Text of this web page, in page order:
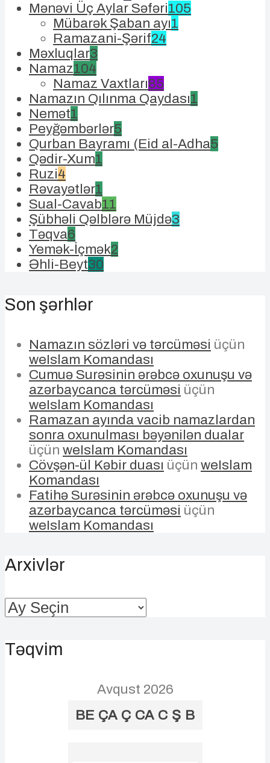
Mənəvi Üç Aylar Səfəri105
Mübarək Şaban ayı1
Ramazani-Şərif24
Məxluqlar3
Namaz104
Namaz Vaxtları85
Namazın Qılınma Qaydası1
Nemət1
Peyğəmbərlər5
Qurban Bayramı (Eid al-Adha5
Qədir-Xum1
Ruzi4
Rəvayətlər1
Sual-Cavab11
Şübhəli Qəlblərə Müjdə3
Təqva6
Yemək-İçmək2
Əhli-Beyt30
Son şərhlər
Namazın sözləri və tərcüməsi üçün
weIslam Komandası
Cumuə Surəsinin ərəbcə oxunuşu və
azərbaycanca tərcüməsi üçün
weIslam Komandası
Ramazan ayında vacib namazlardan
sonra oxunulması bəyənilən dualar
üçün weIslam Komandası
Cövşən-ül Kəbir duası üçün weIslam
Komandası
Fatihə Surəsinin ərəbcə oxunuşu və
azərbaycanca tərcüməsi üçün
weIslam Komandası
Arxivlər
Arxivlər
Təqvim
Avqust 2026
BE ÇA Ç CA C Ş B